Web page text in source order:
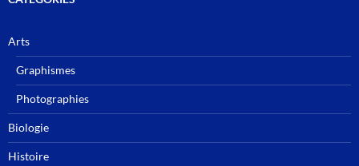
Arts
Graphismes
Photographies
Biologie
Histoire